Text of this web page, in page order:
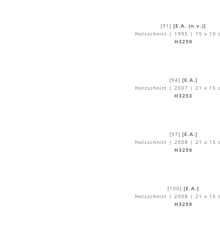
[91] [E.A. (n.v.)]
Holzschnitt | 1995 | 15 x 10
H3250
[94] [E.A.]
Holzschnitt | 2007 | 21 x 15
H3253
[97] [E.A.]
Holzschnitt | 2008 | 21 x 15
H3256
[100] [E.A.]
Holzschnitt | 2008 | 21 x 15
H3259